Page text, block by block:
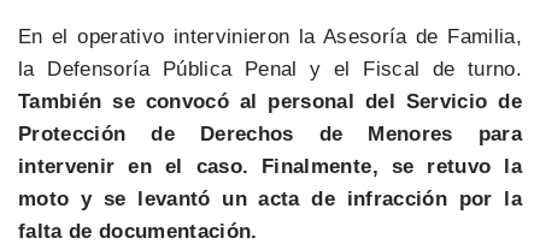
En el operativo intervinieron la Asesoría de Familia,
la Defensoría Pública Penal y el Fiscal de turno.
También se convocó al personal del Servicio de
Protección de Derechos de Menores para
intervenir en el caso. Finalmente, se retuvo la
moto y se levantó un acta de infracción por la
falta de documentación.